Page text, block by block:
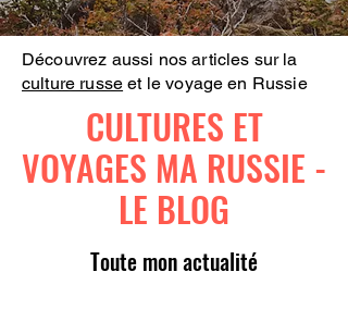
Découvrez aussi nos articles sur la
culture russe et le voyage en Russie
CULTURES ET
VOYAGES MA RUSSIE -
LE BLOG
Toute mon actualité